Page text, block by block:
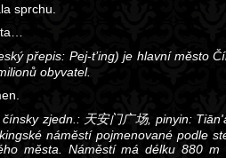
sprchu.
přepis: Pej-t’ing) je hlavní město
obyvatel.
zjedn.: 天安门广场, pinyin:
náměstí pojmenované podle
města. Náměstí má délku 880